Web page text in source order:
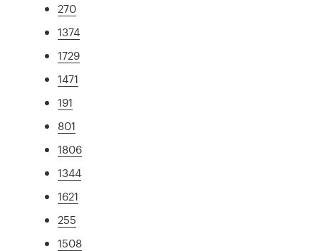
270
1374
1729
1471
191
801
1806
1344
1621
255
1508